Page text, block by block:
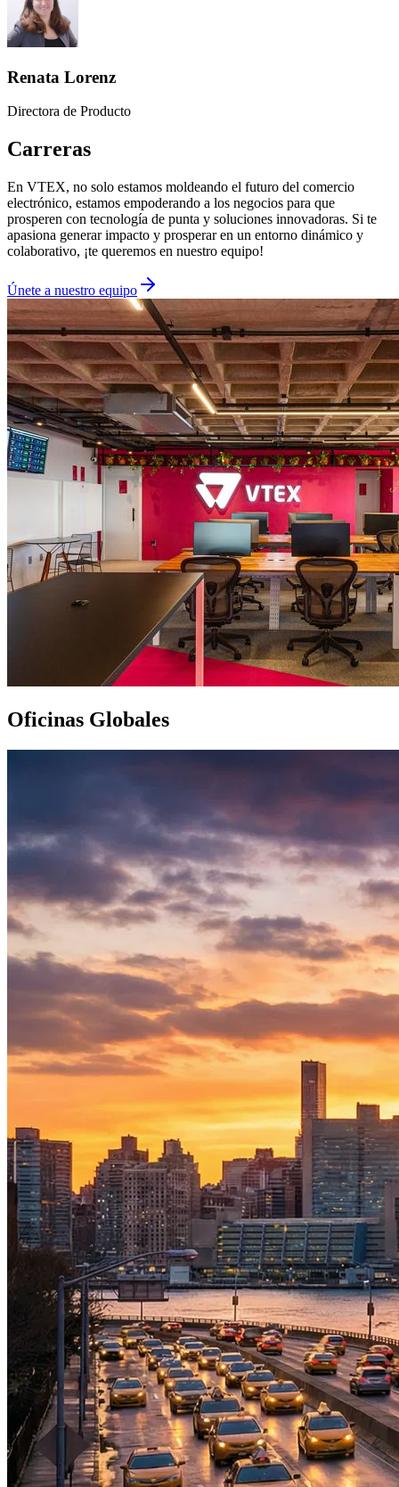
Renata Lorenz
Directora de Producto
Carreras
En VTEX, no solo estamos moldeando el futuro del comercio
electrónico, estamos empoderando a los negocios para que
prosperen con tecnología de punta y soluciones innovadoras. Si te
apasiona generar impacto y prosperar en un entorno dinámico y
colaborativo, ¡te queremos en nuestro equipo!
Únete a nuestro equipo
Oficinas Globales